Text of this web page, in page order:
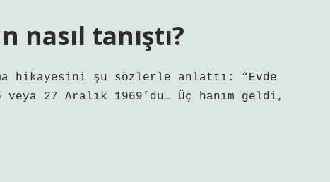
nasıl tanıştı?
hikayesini şu sözlerle anlattı: “Evde
27 Aralık 1969’du… Üç hanım geldi,